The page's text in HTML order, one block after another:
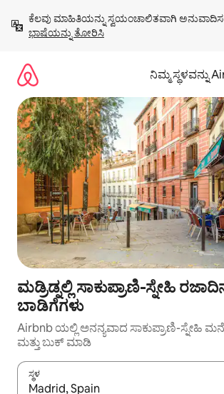
ಹೋಗಿ
ಕೆಲವು ಮಾಹಿತಿಯನ್ನು ಸ್ವಯಂಚಾಲಿತವಾಗಿ
ಭಾಷೆಯನ್ನು ತೋರಿಸಿ
ನಿಮ್ಮ ಸ್ಥಳವನ್ನು
ಮಡ್ರಿಡ್ನಲ್ಲಿ ಸಾಕುಪ್ರಾಣಿ-ಸ್ನೇಹಿ
ಬಾಡಿಗೆಗಳು
Airbnb ಯಲ್ಲಿ ಅನನ್ಯವಾದ ಸಾಕುಪ್ರಾಣಿ-ಸ್ನೇಹಿ
ಮತ್ತು ಬುಕ್ ಮಾಡಿ
ಸ್ಥಳ
ಫಲಿತಾಂಶಗಳು ಲಭ್ಯವಿರುವಾಗ, ಅಪ್ ಮತ್ತು ಡೌನ್